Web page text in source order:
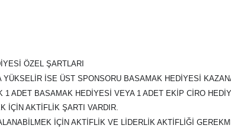
ÖZEL ŞARTLARI
YÜKSELİR İSE ÜST SPONSORU BASAMAK HEDİYESİ
1 ADET BASAMAK HEDİYESİ VEYA 1 ADET EKİP CİRO
İÇİN AKTİFLİK ŞARTI VARDIR.
İÇİN AKTİFLİK VE LİDERLİK AKTİFLİĞİ